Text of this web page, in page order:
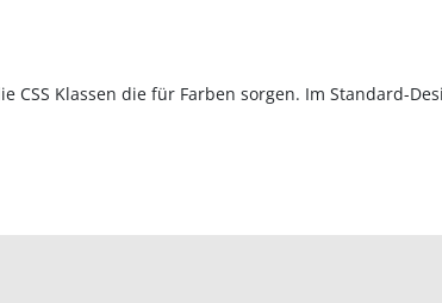
Klassen die für Farben sorgen. Im Standard-